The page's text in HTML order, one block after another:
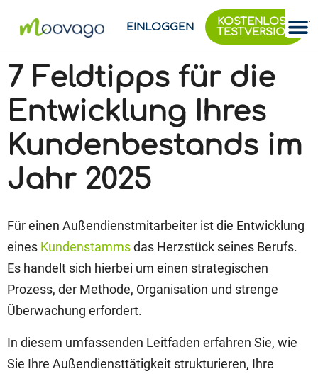
EINLOGGEN
KOSTENLOSE
TESTVERSION
7 Feldtipps für die
Entwicklung Ihres
Kundenbestands im
Jahr 2025
Für einen Außendienstmitarbeiter ist die Entwicklung
eines Kundenstammsdas Herzstück seines Berufs.
Es handelt sich hierbei um einen strategischen
Prozess, der Methode, Organisation und strenge
Überwachung erfordert.
In diesem umfassenden Leitfaden erfahren Sie, wie
Sie Ihre Außendiensttätigkeit strukturieren, Ihre